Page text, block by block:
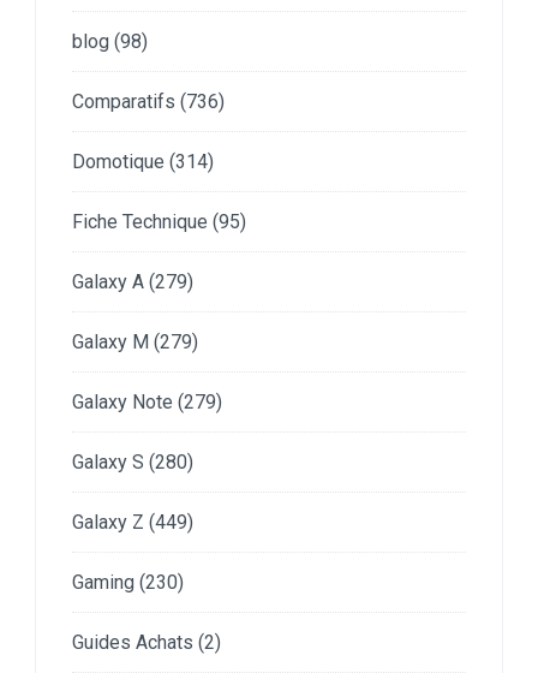
blog (98)
Comparatifs (736)
Domotique (314)
Fiche Technique (95)
Galaxy A (279)
Galaxy M (279)
Galaxy Note (279)
Galaxy S (280)
Galaxy Z (449)
Gaming (230)
Guides Achats (2)